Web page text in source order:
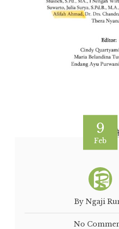
9
Feb
By Ngaji
No